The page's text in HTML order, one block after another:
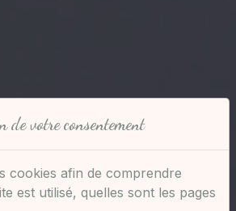
de votre consentement
cookies afin de comprendre
est utilisé, quelles sont les pages